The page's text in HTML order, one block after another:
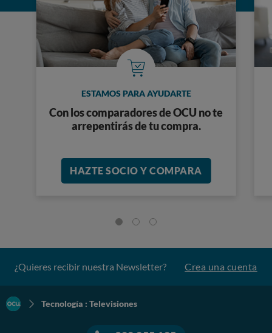
ESTAMOS PARA AYUDARTE
Con los comparadores de OCU no te
arrepentirás de tu compra.
HAZTE SOCIO Y COMPARA
¿Quieres recibir nuestra Newsletter? Crea una cuenta
Tecnología : Televisiones